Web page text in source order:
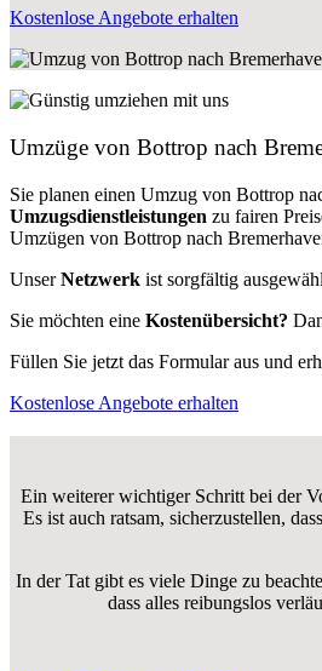
Kostenlose Angebote erhalten
Umzüge von Bottrop nach
Sie planen einen Umzug von Bottrop
Umzugsdienstleistungen zu fairen
Umzügen von Bottrop nach
UnserNetzwerk ist sorgfältig
Sie möchten eine Kostenübersicht?
Füllen Sie jetzt das Formular aus und
Kostenlose Angebote erhalten
Ein weiterer wichtiger Schritt bei der
Es ist auch ratsam, sicherzustellen,
In der Tat gibt es viele Dinge zu
dass alles reibungslos